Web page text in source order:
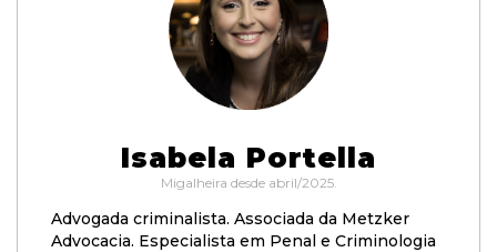
Isabela Portella
Migalheira desde abril/2025.
Advogada criminalista. Associada da Metzker
Advocacia. Especialista em Penal e Criminologia